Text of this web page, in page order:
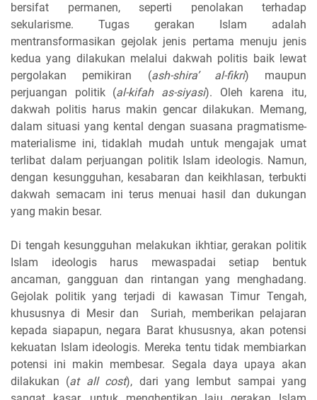
bersifat permanen, seperti penolakan terhadap
sekularisme. Tugas gerakan Islam adalah
mentransformasikan gejolak jenis pertama menuju jenis
kedua yang dilakukan melalui dakwah politis baik lewat
pergolakan pemikiran (ash-shira’ al-fikri) maupun
perjuangan politik (al-kifah as-siyasi). Oleh karena itu,
dakwah politis harus makin gencar dilakukan. Memang,
dalam situasi yang kental dengan suasana pragmatisme-
materialisme ini, tidaklah mudah untuk mengajak umat
terlibat dalam perjuangan politik Islam ideologis. Namun,
dengan kesungguhan, kesabaran dan keikhlasan, terbukti
dakwah semacam ini terus menuai hasil dan dukungan
yang makin besar.
Di tengah kesungguhan melakukan ikhtiar, gerakan politik
Islam ideologis harus mewaspadai setiap bentuk
ancaman, gangguan dan rintangan yang menghadang.
Gejolak politik yang terjadi di kawasan Timur Tengah,
khususnya di Mesir dan Suriah, memberikan pelajaran
kepada siapapun, negara Barat khususnya, akan potensi
kekuatan Islam ideologis. Mereka tentu tidak membiarkan
potensi ini makin membesar. Segala daya upaya akan
dilakukan (at all cost), dari yang lembut sampai yang